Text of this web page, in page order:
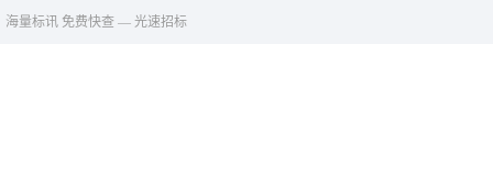
海量标讯 免费快查 — 光速招标